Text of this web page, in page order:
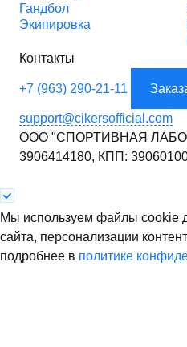
Гандбол
Экипировка
Контакты
+7 (963) 290-21-11
support@cikersofficial.com
ООО "СПОРТИВНАЯ
3906414180, КПП:
Мы используем файлы cookie
сайта, персонализации
подробнее в политике